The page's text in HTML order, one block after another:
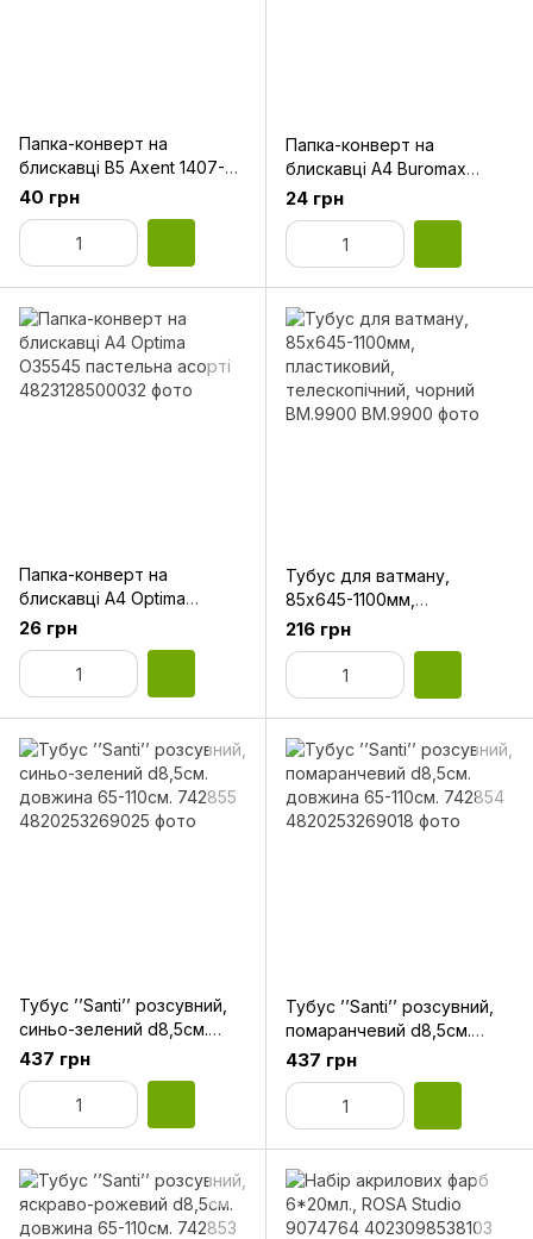
Папка-конверт на
блискавці В5 Axent 1407-
00-A напівпрозора асорті
40 грн
Папка-конверт на
блискавці А4 Buromax
BM.3946-99 глянцева
прозора асорті
24 грн
Папка-конверт на
блискавці А4 Optima
O35545 пастельна асорті
26 грн
Тубус для ватману,
85х645-1100мм,
пластиковий,
телескопічний, чорний
BM.9900
216 грн
Тубус ’’Santi’’ розсувний,
cиньо-зелений d8,5см.
довжина 65-110см. 742855
437 грн
Тубус ’’Santi’’ розсувний,
помаранчевий d8,5см.
довжина 65-110см. 742854
437 грн